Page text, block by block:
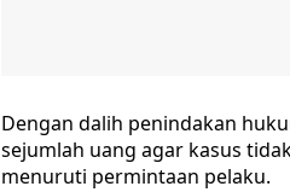
Dengan dalih penindakan
sejumlah uang agar kasus
menuruti permintaan pelaku.